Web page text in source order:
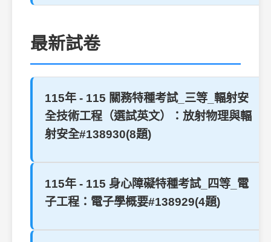
最新試卷
115年 - 115 關務特種考試_三等_輻射安
全技術工程（選試英文）：放射物理與輻
射安全#138930(8題)
115年 - 115 身心障礙特種考試_四等_電
子工程：電子學概要#138929(4題)